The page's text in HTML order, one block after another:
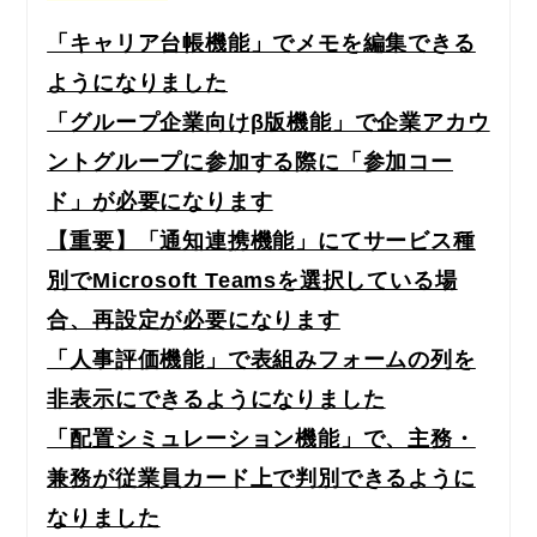
「キャリア台帳機能」でメモを編集できる
ようになりました
「グループ企業向けβ版機能」で企業アカウ
ントグループに参加する際に「参加コー
ド」が必要になります
【重要】「通知連携機能」にてサービス種
別でMicrosoft Teamsを選択している場
合、再設定が必要になります
「人事評価機能」で表組みフォームの列を
非表示にできるようになりました
「配置シミュレーション機能」で、主務・
兼務が従業員カード上で判別できるように
なりました